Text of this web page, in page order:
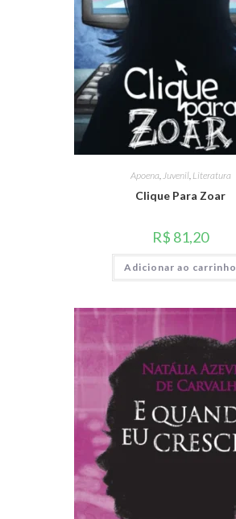
Apoena,Juvenil, Literatura
Clique Para Zoar
R$ 81,20
Adicionar ao carrinho